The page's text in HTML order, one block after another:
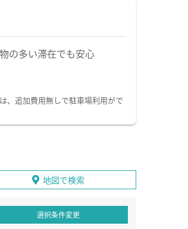
の多い滞在でも安心
、追加費用無しで駐車場利用がで
地図で検索
選択条件変更